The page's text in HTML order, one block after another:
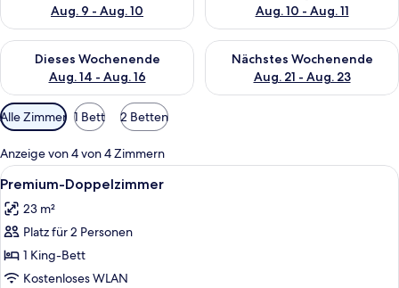
Aug. 9 - Aug. 10
Aug. 10 - Aug. 11
Dieses Wochenende
Aug. 14 - Aug. 16
Überprüfe die Verfügbarkeit für dieses Wochenende, Aug. 14
Nächstes Wochenende
Aug. 21 - Aug. 23
Überprüfe die Verfügbarkeit
Verfügbare
Filter
für
Zimmer
Alle Zimmer 1 Bett 2 Betten
Anzeige von 4 von 4 Zimmern
Alle
Fotos
für
Premium-
Doppelzimmer
anzeigen
Ein Hotelzimmer mit Bett,
11
Premium-Doppelzimmer
23 m²
Platz für 2 Personen
1 King-Bett
Kostenloses WLAN